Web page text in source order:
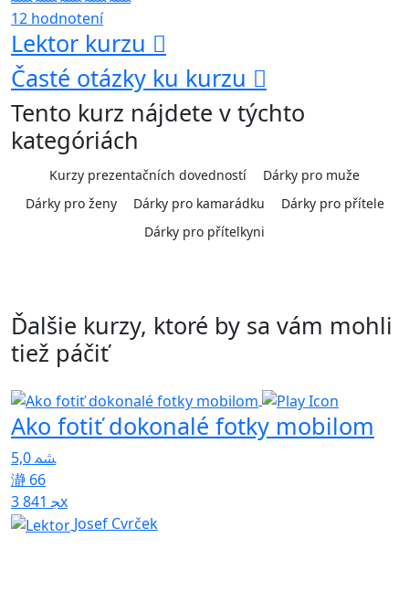
12 hodnotení
Lektor kurzu
Časté otázky ku kurzu
Tento kurz nájdete v týchto
kategóriách
Kurzy prezentačních dovedností
Dárky pro muže
Dárky pro ženy
Dárky pro kamarádku
Dárky pro přítele
Dárky pro přítelkyni
Ďalšie kurzy, ktoré by sa vám mohli
tiež páčiť
Ako fotiť dokonalé fotky mobilom
5,0
66
3 841x
Josef Cvrček